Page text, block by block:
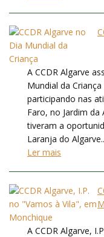
A CCDR Algarve
Mundial da
participando nas
Faro, no Jardim
tiveram a
Laranja do
Ler mais
A CCDR Algarve,